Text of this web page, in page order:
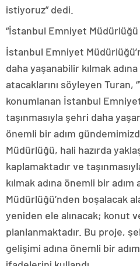
istiyoruz” dedi.
“İstanbul Emniyet Müdürlüğü
İstanbul Emniyet
daha yaşanabilir kılmak
atacaklarını söyleyen Turan,
konumlanan İstanbul
taşınmasıyla şehri daha
önemli bir adım
Müdürlüğü, hali hazırda
kaplamaktadır ve
kılmak adına önemli bir
Müdürlüğü’nden boşalacak
yeniden ele alınacak; konut
planlanmaktadır. Bu proje,
gelişimi adına önemli bir